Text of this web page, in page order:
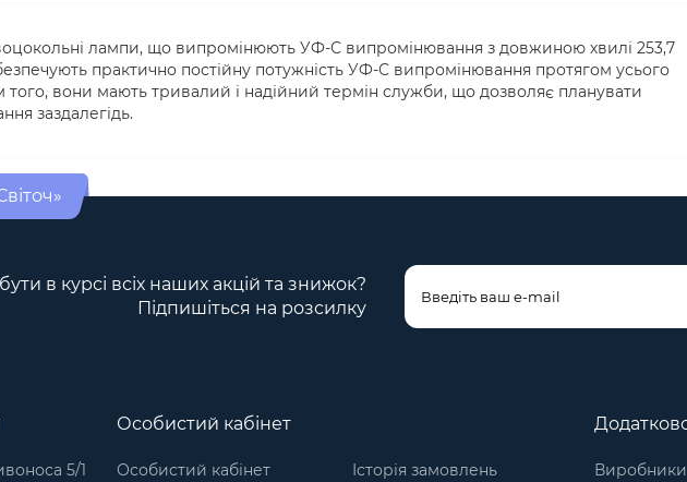
лампи, що випромінюють УФ-С випромінювання з довжиною хвилі 253,7
практично постійну потужність УФ-С випромінювання протягом усього
того, вони мають тривалий і надійний термін служби, що дозволяє планувати
заздалегідь.
в курсі всіх наших акцій та знижок?
Підпишіться на розсилку
5/1
Особистий кабінет
Особистий кабінет Історія замовлень Виробники